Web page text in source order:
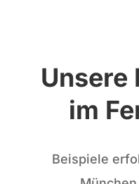
Unsere
im
Beispiele